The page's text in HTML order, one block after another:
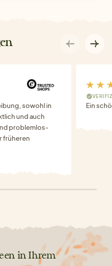
sowohl in
und auch
problemlos-
früheren
Ein
in Ihrem